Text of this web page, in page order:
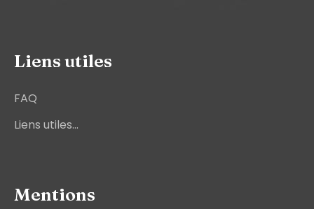
Liens utiles
FAQ
Liens utiles...
Mentions